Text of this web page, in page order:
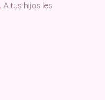
. A tus hijos les